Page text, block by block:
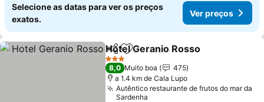
Selecione as datas para ver os preços
exatos.
Ver preços
PartilharAdicionar aos favoritos
Hotel Geranio Rosso
3 Estrelas
8,0 Muito boa
475
a 1.4 km de Cala Lupo
Autêntico restaurante de frutos do mar da
Sardenha